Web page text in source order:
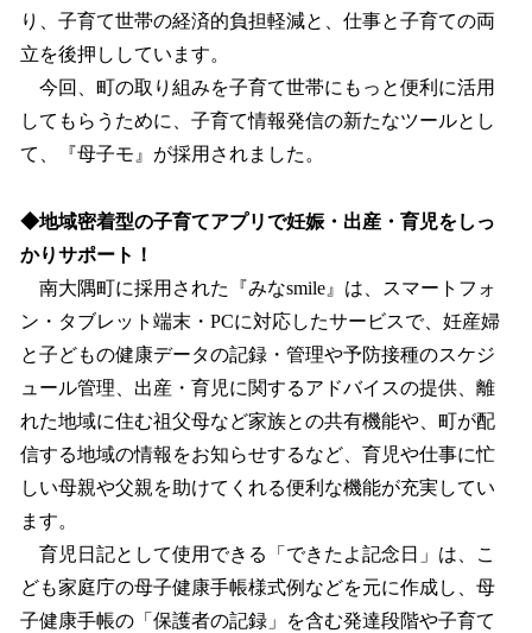
り、子育て世帯の経済的負担軽減と、仕事と子育ての両
立を後押ししています。
今回、町の取り組みを子育て世帯にもっと便利に活用
してもらうために、子育て情報発信の新たなツールとし
て、『母子モ』が採用されました。
◆地域密着型の子育てアプリで妊娠・出産・育児をしっ
かりサポート！
南大隅町に採用された『みなsmile』は、スマートフォ
ン・タブレット端末・PCに対応したサービスで、妊産婦
と子どもの健康データの記録・管理や予防接種のスケジ
ュール管理、出産・育児に関するアドバイスの提供、離
れた地域に住む祖父母など家族との共有機能や、町が配
信する地域の情報をお知らせするなど、育児や仕事に忙
しい母親や父親を助けてくれる便利な機能が充実してい
ます。
育児日記として使用できる「できたよ記念日」は、こ
ども家庭庁の母子健康手帳様式例などを元に作成し、母
子健康手帳の「保護者の記録」を含む発達段階や子育て